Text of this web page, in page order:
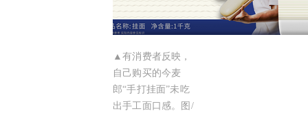
▲有消费者反映，
自己购买的今麦
郎“手打挂面”未吃
出手工面口感。图/